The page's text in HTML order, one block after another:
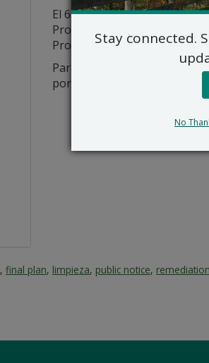
El 6 de marzo de 2024, el
Propuesto para OU-3 del
Propuestos. Los detalles de
Para obtener información
por correo electrónico al
,final plan, limpieza, public notice, remediation
Stay connected.
No